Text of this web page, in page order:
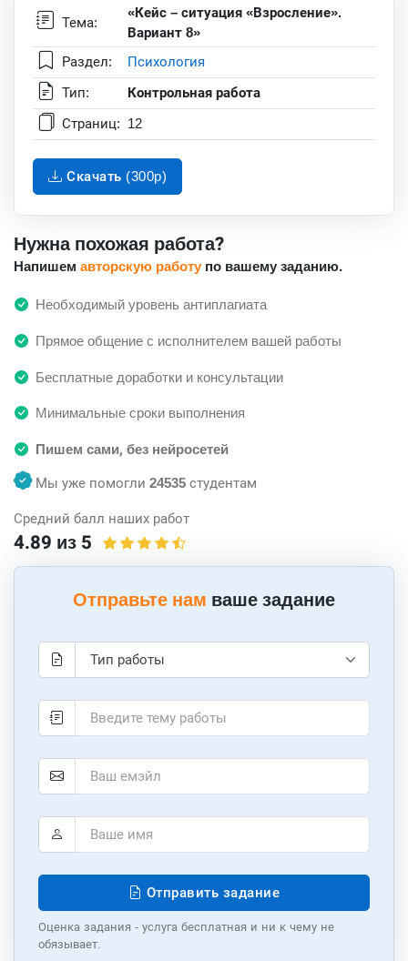
Тема:
«Кейс – ситуация «Взросление».
Вариант 8»
Раздел:
Психология
Тип:
Контрольная работа
Страниц: 12
Скачать (300p)
Нужна похожая работа?
Напишем авторскую работу по вашему заданию.
Необходимый уровень антиплагиата
Прямое общение с исполнителем вашей работы
Бесплатные доработки и консультации
Минимальные сроки выполнения
Пишем сами, без нейросетей
Мы уже помогли 24535 студентам
Средний балл наших работ
4.89 из 5
Отправьте нам ваше задание
Отправить задание
Оценка задания - услуга бесплатная и ни к чему не
обязывает.